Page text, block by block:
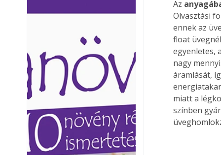
Ezermester
Laptapir kényelmes
mert: – t
Az
Olvasztási
ennek az
float
egyenletes,
nagy
áramlását,
miatt a
színben